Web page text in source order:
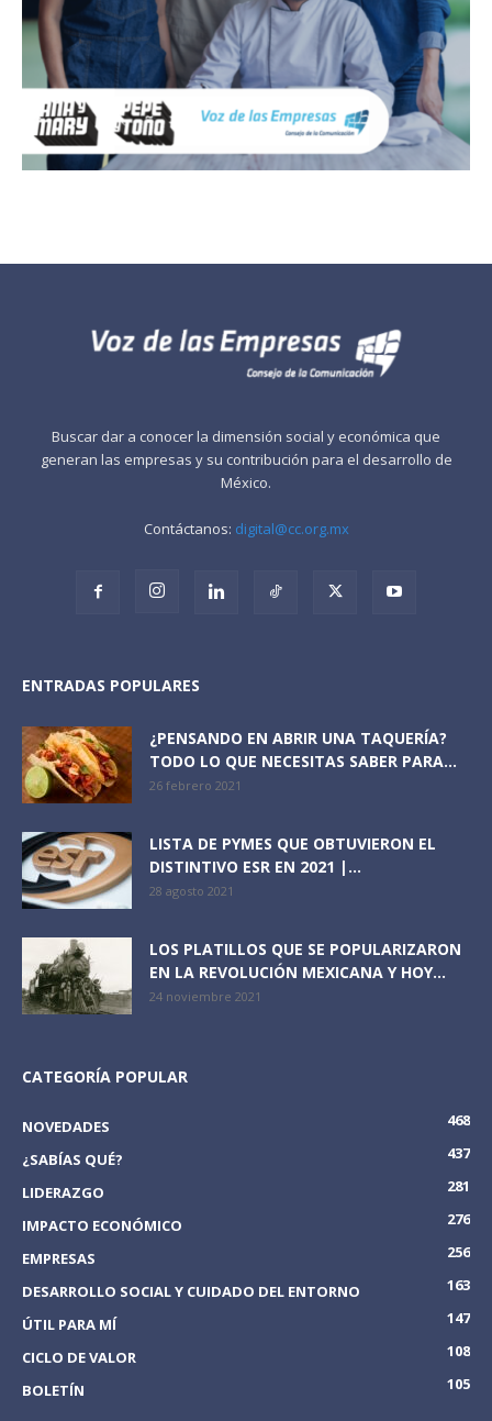
Buscar dar a conocer la dimensión social y económica que
generan las empresas y su contribución para el desarrollo de
México.
Contáctanos: digital@cc.org.mx
ENTRADAS POPULARES
¿PENSANDO EN ABRIR UNA TAQUERÍA?
TODO LO QUE NECESITAS SABER PARA...
26 febrero 2021
LISTA DE PYMES QUE OBTUVIERON EL
DISTINTIVO ESR EN 2021 |...
28 agosto 2021
LOS PLATILLOS QUE SE POPULARIZARON
EN LA REVOLUCIÓN MEXICANA Y HOY...
24 noviembre 2021
CATEGORÍA POPULAR
NOVEDADES
468
¿SABÍAS QUÉ?
437
LIDERAZGO
281
IMPACTO ECONÓMICO
276
EMPRESAS
256
DESARROLLO SOCIAL Y CUIDADO DEL ENTORNO
163
ÚTIL PARA MÍ
147
CICLO DE VALOR
108
BOLETÍN
105